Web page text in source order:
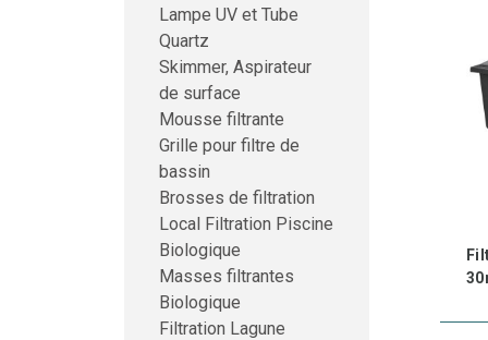
Lampe UV et Tube
Quartz
Skimmer, Aspirateur
de surface
Mousse filtrante
Grille pour filtre de
bassin
Brosses de filtration
Local Filtration Piscine
Biologique
Masses filtrantes
Biologique
Filtration Lagune
Avec
- Les
- Les
Les
partie